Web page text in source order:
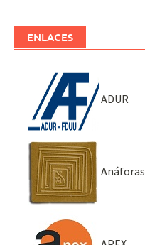
ENLACES
ADUR
Anáforas